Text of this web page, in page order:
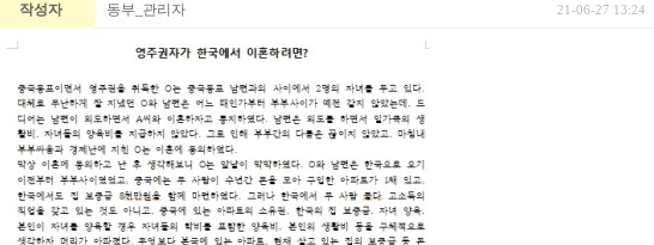
작성자 동부_관리자 21-06-27 13:24